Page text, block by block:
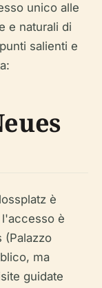
unico alle
e naturali di
salienti e
è
è
(Palazzo
ma
guidate